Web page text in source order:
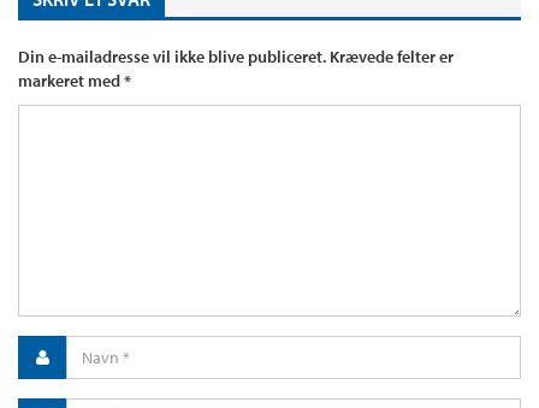
Din e-mailadresse vil ikke blive publiceret. Krævede felter er
markeret med*